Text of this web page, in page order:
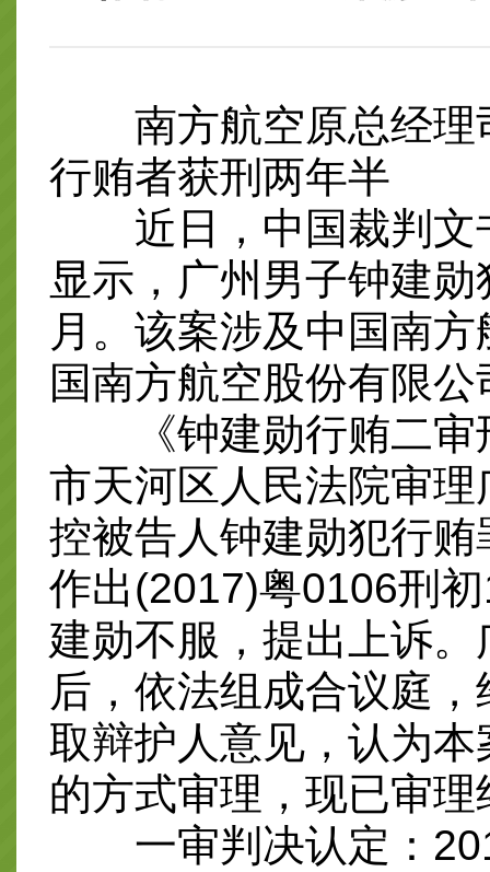
南方航空原总经理
行贿者获刑两年半
近日，中国裁判文
显示，广州男子钟建
月。该案涉及中国南
国南方航空股份有限
《钟建勋行贿二审
市天河区人民法院审
控被告人钟建勋犯行
作出(2017)粤0106刑
建勋不服，提出上诉
后，依法组成合议庭
取辩护人意见，认为
的方式审理，现已审理
一审判决认定：